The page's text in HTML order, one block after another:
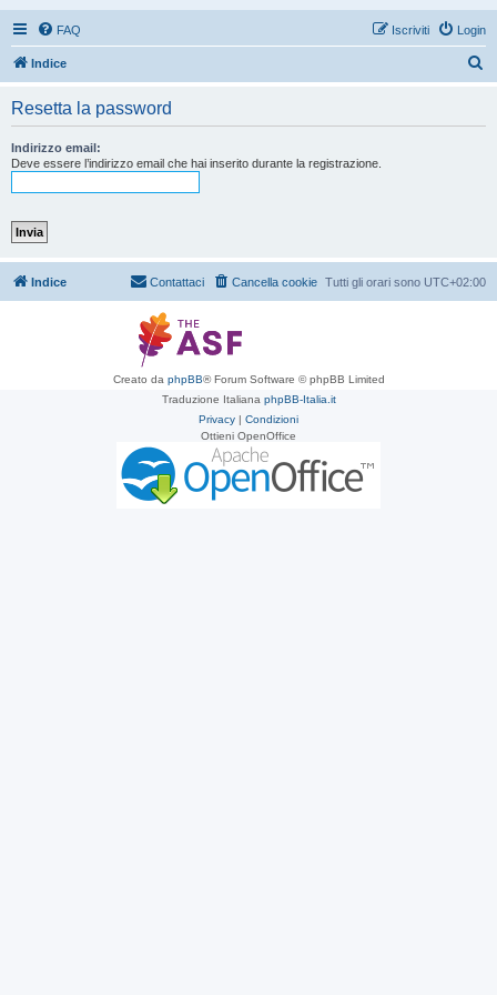
FAQ Login
Iscriviti
Indice
Resetta la password
Indirizzo email:
Deve essere l’indirizzo email che hai inserito durante la registrazione.
Indice Tutti gli orari sono UTC+02:00
Cancella cookie
Contattaci
Creato da phpBB® Forum Software © phpBB Limited
Traduzione Italiana phpBB-Italia.it
Privacy | Condizioni
Ottieni OpenOffice